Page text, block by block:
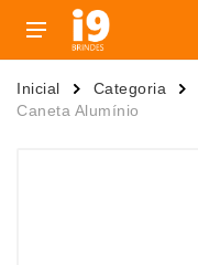
Inicial Categoria
Caneta Alumínio